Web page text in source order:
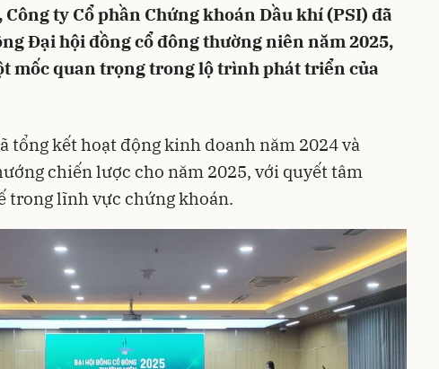
ty Cổ phần Chứng khoán Dầu khí (PSI) đã
Đại hội đồng cổ đông thường niên năm 2025,
mốc quan trọng trong lộ trình phát triển của
tổng kết hoạt động kinh doanh năm 2024 và
chiến lược cho năm 2025, với quyết tâm
trong lĩnh vực chứng khoán.